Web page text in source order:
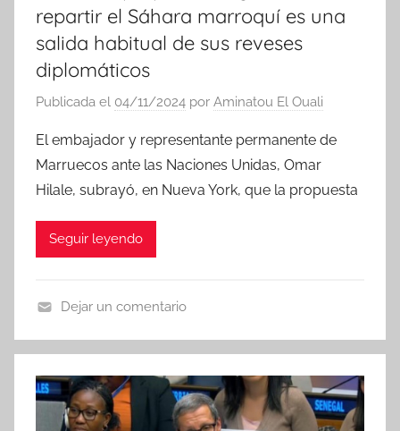
repartir el Sáhara marroquí es una
salida habitual de sus reveses
diplomáticos
Publicada el 04/11/2024 por Aminatou El Ouali
El embajador y representante permanente de
Marruecos ante las Naciones Unidas, Omar
Hilale, subrayó, en Nueva York, que la propuesta
Seguir leyendo
o
t
i
Dejar un comentario